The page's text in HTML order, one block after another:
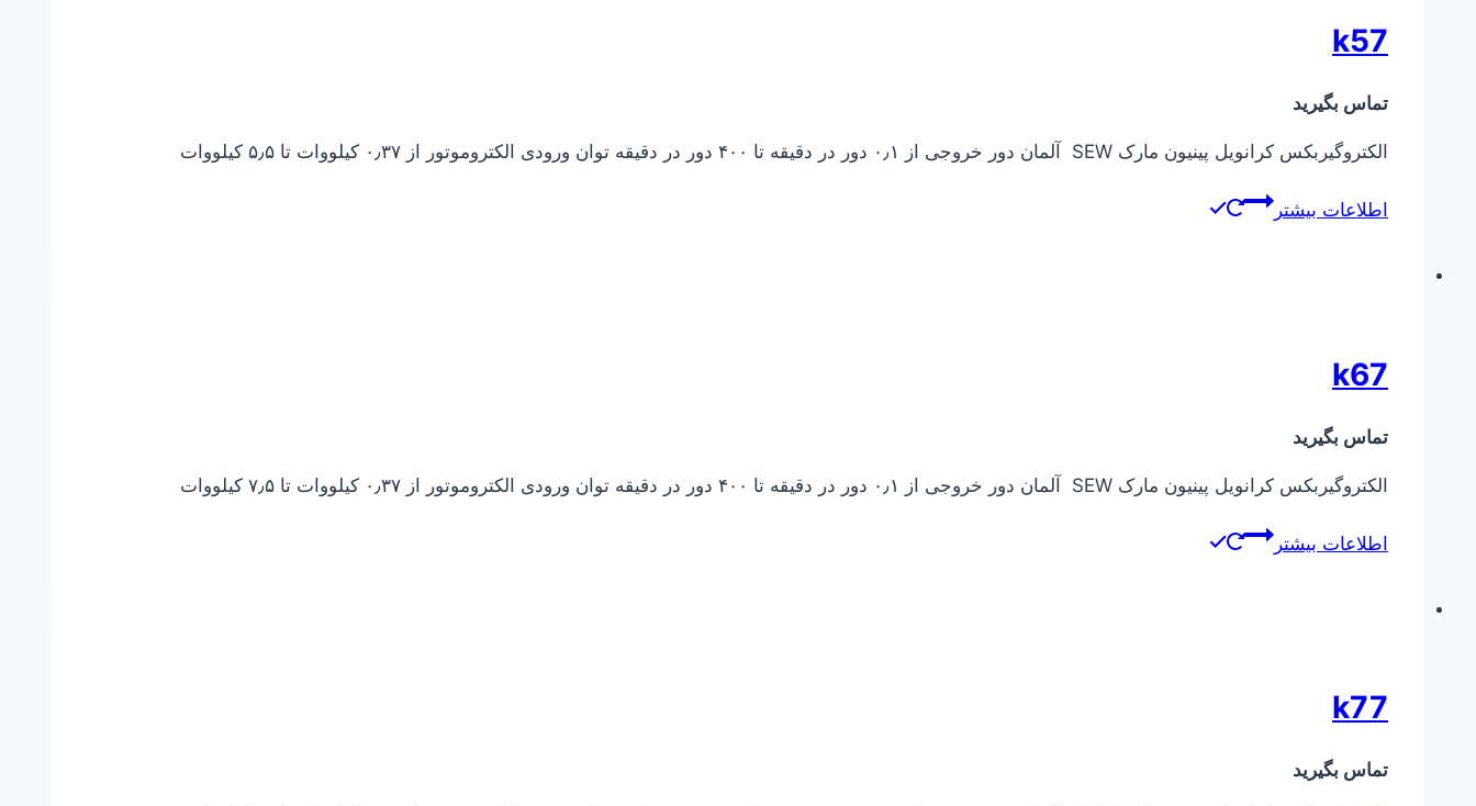
k57
تماس بگیرید
الکتروگیربکس کرانویل پینیون مارک SEW آلمان دور خروجی از ۰٫۱ دور در دقیقه تا ۴۰۰ دور در دقیقه توان ورودی الکتروموتور از ۰٫۳۷ کیلووات تا ۵٫۵ کیلووات
اطلاعات بیشتر
k67
تماس بگیرید
الکتروگیربکس کرانویل پینیون مارک SEW آلمان دور خروجی از ۰٫۱ دور در دقیقه تا ۴۰۰ دور در دقیقه توان ورودی الکتروموتور از ۰٫۳۷ کیلووات تا ۷٫۵ کیلووات
اطلاعات بیشتر
k77
تماس بگیرید